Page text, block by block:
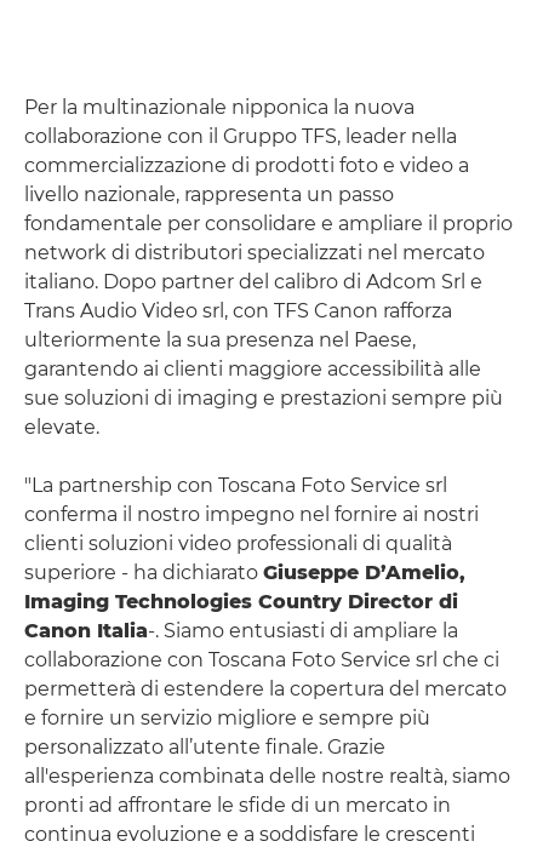
Per la multinazionale nipponica la nuova
collaborazione con il Gruppo TFS, leader nella
commercializzazione di prodotti foto e video a
livello nazionale, rappresenta un passo
fondamentale per consolidare e ampliare il proprio
network di distributori specializzati nel mercato
italiano. Dopo partner del calibro di Adcom Srl e
Trans Audio Video srl, con TFS Canon rafforza
ulteriormente la sua presenza nel Paese,
garantendo ai clienti maggiore accessibilità alle
sue soluzioni di imaging e prestazioni sempre più
elevate.
"La partnership con Toscana Foto Service srl
conferma il nostro impegno nel fornire ai nostri
clienti soluzioni video professionali di qualità
superiore - ha dichiarato Giuseppe D’Amelio,
Imaging Technologies Country Director di
Canon Italia-. Siamo entusiasti di ampliare la
collaborazione con Toscana Foto Service srl che ci
permetterà di estendere la copertura del mercato
e fornire un servizio migliore e sempre più
personalizzato all’utente finale. Grazie
all'esperienza combinata delle nostre realtà, siamo
pronti ad affrontare le sfide di un mercato in
continua evoluzione e a soddisfare le crescenti